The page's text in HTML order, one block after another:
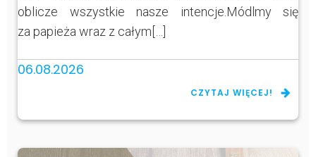
oblicze wszystkie nasze intencje.Módlmy się
za papieża wraz z całym[…]
06.08.2026
CZYTAJ WIĘCEJ!